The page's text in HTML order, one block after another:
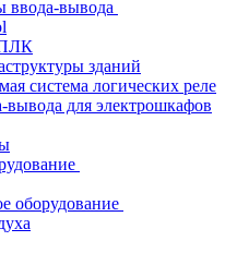
вывода
ПЛК
зданий
система логических реле
для электрошкафов
оборудование